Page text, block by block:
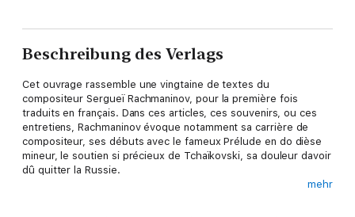
Beschreibung des Verlags
Cet ouvrage rassemble une vingtaine de textes du
compositeur Sergueï Rachmaninov, pour la première fois
traduits en français. Dans ces articles, ces souvenirs, ou ces
entretiens, Rachmaninov évoque notamment sa carrière de
compositeur, ses débuts avec le fameux Prélude en do dièse
mineur, le soutien si précieux de Tchaïkovski, sa douleur davoir
dû quitter la Russie.
mehr